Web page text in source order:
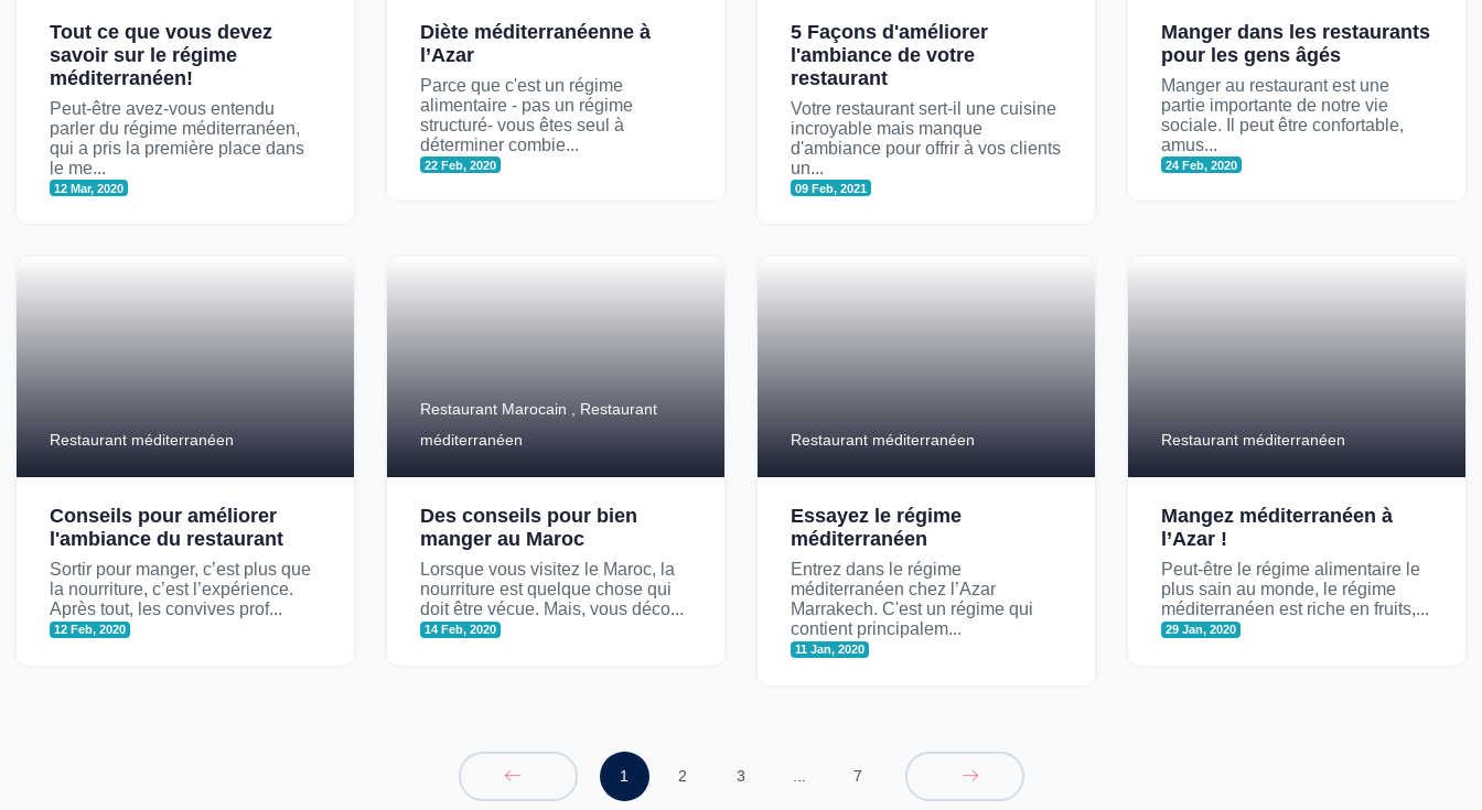
Tout ce que vous devez
savoir sur le régime
méditerranéen!
Peut-être avez-vous entendu
parler du régime méditerranéen,
qui a pris la première place dans
le me...
12 Mar, 2020
Diète méditerranéenne à
l’Azar
Parce que c'est un régime
alimentaire - pas un régime
structuré- vous êtes seul à
déterminer combie...
22 Feb, 2020
5 Façons d'améliorer
l'ambiance de votre
restaurant
Votre restaurant sert-il une cuisine
incroyable mais manque
d'ambiance pour offrir à vos clients
un...
09 Feb, 2021
Manger dans les restaurants
pour les gens âgés
Manger au restaurant est une
partie importante de notre vie
sociale. Il peut être confortable,
amus...
24 Feb, 2020
Restaurant méditerranéen
Conseils pour améliorer
l'ambiance du restaurant
Sortir pour manger, c’est plus que
la nourriture, c’est l’expérience.
Après tout, les convives prof...
12 Feb, 2020
Restaurant Marocain , Restaurant
méditerranéen
Des conseils pour bien
manger au Maroc
Lorsque vous visitez le Maroc, la
nourriture est quelque chose qui
doit être vécue. Mais, vous déco...
14 Feb, 2020
Restaurant méditerranéen
Essayez le régime
méditerranéen
Entrez dans le régime
méditerranéen chez l’Azar
Marrakech. C'est un régime qui
contient principalem...
11 Jan, 2020
Restaurant méditerranéen
Mangez méditerranéen à
l’Azar !
Peut-être le régime alimentaire le
plus sain au monde, le régime
méditerranéen est riche en fruits,...
29 Jan, 2020
1 2 3 7